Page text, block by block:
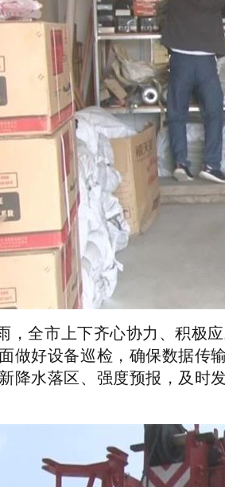
，全市上下齐心协力、积极
做好设备巡检，确保数据传
降水落区、强度预报，及时